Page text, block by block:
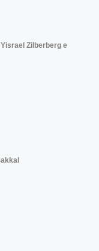
Zilberberg e